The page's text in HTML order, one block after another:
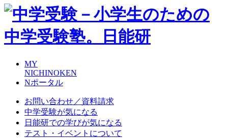
MY
NICHINOKEN
Nポータル
お問い合わせ／資料請求
中学受験が気になる
日能研での学びが気になる
テスト・イベントについて